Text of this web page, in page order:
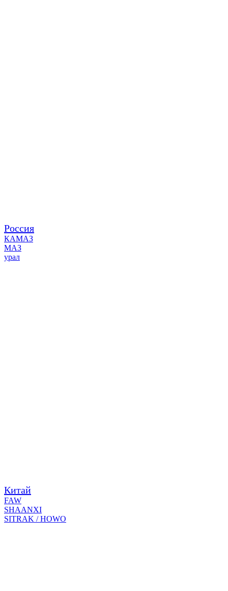
Россия
КАМАЗ
МАЗ
урал
Китай
FAW
SHAANXI
SITRAK / HOWO